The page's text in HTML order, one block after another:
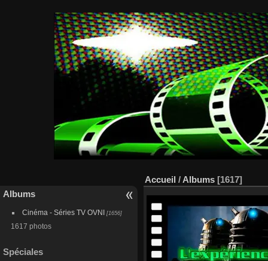
Albums
Cinéma - Séries TV OVNI [1656]
1617 photos
Spéciales
Accueil / Albums [1617]